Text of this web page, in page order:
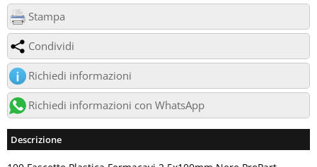
Stampa
Condividi
Richiedi informazioni
Richiedi informazioni con WhatsApp
Descrizione